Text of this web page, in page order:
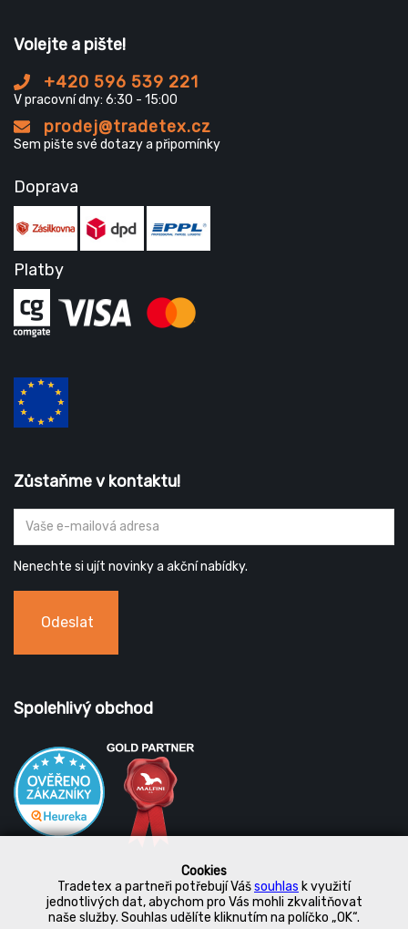
Cookies
Tradetex a partneři potřebují Vášsouhlas k využití
jednotlivých dat, abychom pro Vás mohli zkvalitňovat
naše služby. Souhlas udělíte kliknutím na políčko „OK“.
Volejte a pište!
+420 596 539 221
V pracovní dny: 6:30 - 15:00
prodej@tradetex.cz
Sem pište své dotazy a připomínky
Doprava
Platby
Zůstaňme v kontaktu!
Nenechte si ujít novinky a akční nabídky.
Odeslat
Spolehlivý obchod